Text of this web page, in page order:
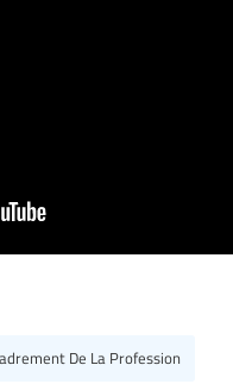
De La Profession